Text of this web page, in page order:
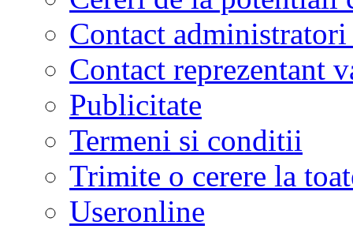
Contact
Contact reprezentant
Publicitate
Termeni si conditii
Trimite o cerere la
Useronline